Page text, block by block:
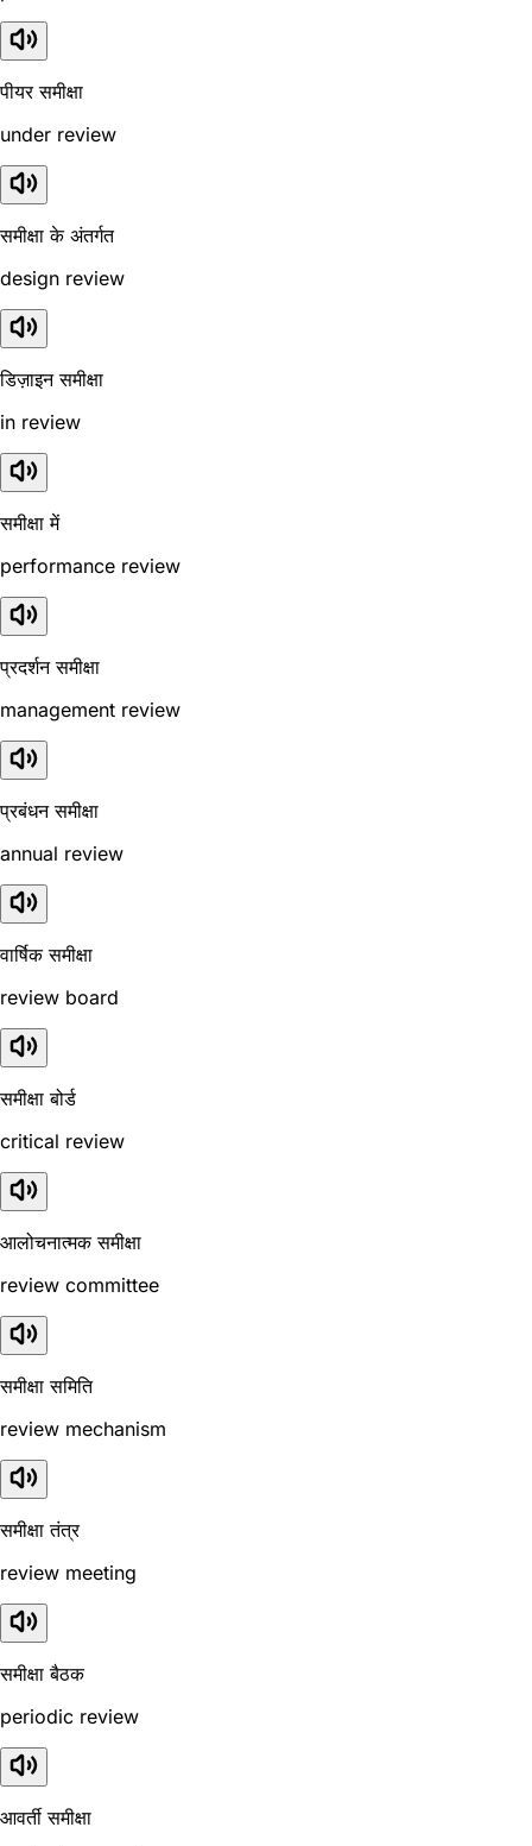
पीयर समीक्षा
under review
समीक्षा के अंतर्गत
design review
डिज़ाइन समीक्षा
in review
समीक्षा में
performance review
प्रदर्शन समीक्षा
management review
प्रबंधन समीक्षा
annual review
वार्षिक समीक्षा
review board
समीक्षा बोर्ड
critical review
आलोचनात्मक समीक्षा
review committee
समीक्षा समिति
review mechanism
समीक्षा तंत्र
review meeting
समीक्षा बैठक
periodic review
आवर्ती समीक्षा